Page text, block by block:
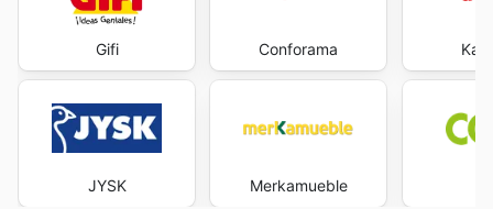
Gifi
JYSK
Conforama
Merkamueble